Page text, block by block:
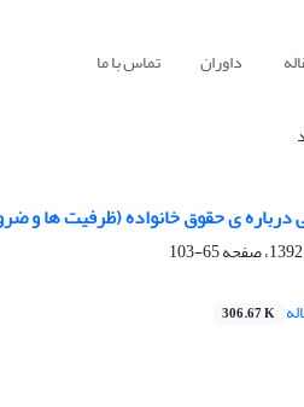
داوران تماس با ما
ی حقوق خانواده (ظرفیت ها و
65-103
306.67 K